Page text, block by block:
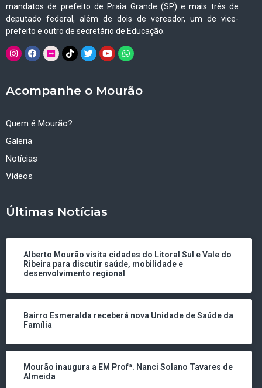
mandatos de prefeito de Praia Grande (SP) e mais três de
deputado federal, além de dois de vereador, um de vice-
prefeito e outro de secretário de Educação.
Acompanhe o Mourão
Quem é Mourão?
Galeria
Notícias
Vídeos
Últimas Notícias
Alberto Mourão visita cidades do Litoral Sul e Vale do
Ribeira para discutir saúde, mobilidade e
desenvolvimento regional
Bairro Esmeralda receberá nova Unidade de Saúde da
Família
Mourão inaugura a EM Profª. Nanci Solano Tavares de
Almeida